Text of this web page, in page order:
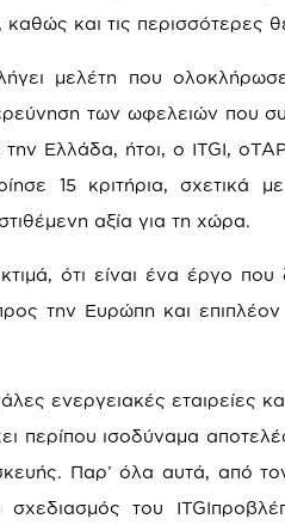
καθώς και τις περισσότερες
μελέτη που
των ωφελειών που
την Ελλάδα, ήτοι, ο ITGI,
15 κριτήρια, σχετικά
αξία για τη χώρα.
ότι είναι ένα έργο που
την Ευρώπη και επιπλέον
ενεργειακές εταιρείες
περίπου ισοδύναμα
Παρ’ όλα αυτά, από
του